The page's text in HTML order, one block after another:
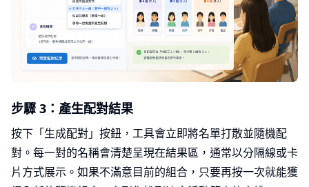
步驟 3：產生配對結果
按下「生成配對」按鈕，工具會立即將名單打散並隨機配
對。每一對的名稱會清楚呈現在結果區，通常以分隔線或卡
片方式展示。如果不滿意目前的組合，只要再按一次就能獲